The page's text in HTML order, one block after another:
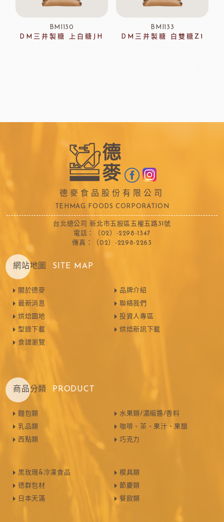
BMI130
DM三井製糖 上白糖JH
BMI133
DM三井製糖 白雙糖Z1
德麥食品股份有限公司
TEHMAG FOODS CORPORATION
台北總公司 新北市五股區五權五路31號
電話：（02）-2298-1347
傳真：（02）-2298-2263
網站地圖 SITE MAP
關於德麥
最新消息
烘焙園地
型錄下載
食譜瀏覽
品牌介紹
聯絡我們
投資人專區
烘焙新訊下載
商品分類 PRODUCT
麵包類
乳品類
西點類
水果類/濃縮醬/香料
咖啡、茶、果汁、果醋
巧克力
黑玫瑰&冷凍食品
德群包材
日本天滿
模具類
節慶類
餐飲類